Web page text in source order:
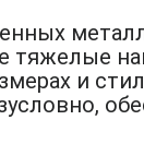
тяжелые
и